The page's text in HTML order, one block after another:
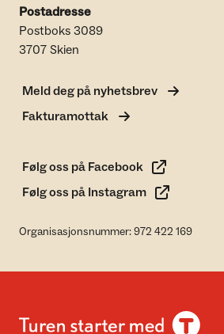
Postadresse
Postboks 3089
3707 Skien
Meld deg på nyhetsbrev
Fakturamottak
Følg oss på Facebook
Følg oss på Instagram
Organisasjonsnummer: 972 422 169